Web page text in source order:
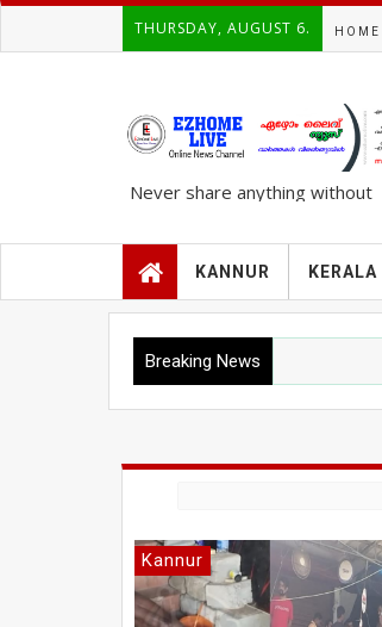
THURSDAY, AUGUST 6. HOME
Never share anything without
KANNUR KERALA
Breaking News
Kannur